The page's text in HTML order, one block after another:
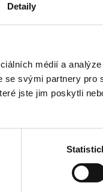
Detaily
médií a
svými partnery pro
jste jim poskytli